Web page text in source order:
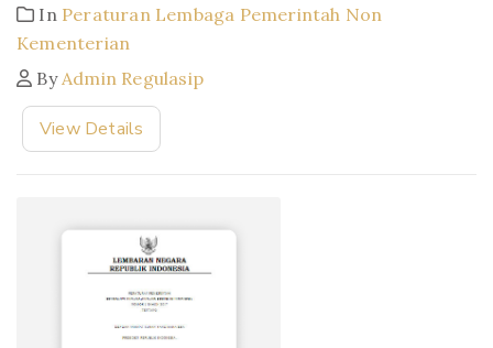
In Peraturan Lembaga Pemerintah Non
Kementerian
By Admin Regulasip
View Details